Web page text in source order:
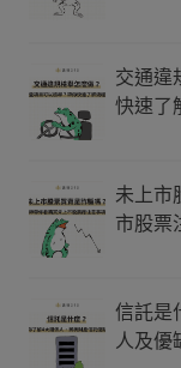
交通違
快速了
未上市
市股票
信託是
人及優